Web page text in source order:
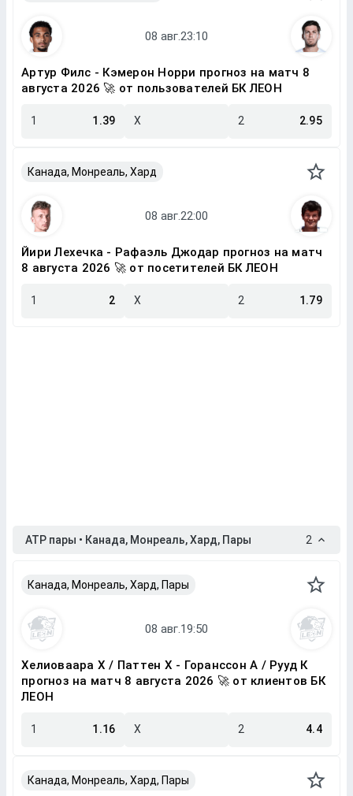
Артур Филс - Кэмерон Норри прогноз на матч 8
августа 2026 🚀 от пользователей БК ЛЕОН
1 1.39 X 2 2.95
Канада, Монреаль, Хард
Йири Лехечка - Рафаэль Джодар прогноз на матч
8 августа 2026 🚀 от посетителей БК ЛЕОН
1 2 X 2 1.79
ATP пары • Канада, Монреаль, Хард, Пары 2
Канада, Монреаль, Хард, Пары
Хелиоваара Х / Паттен Х - Горанссон А / Рууд К
прогноз на матч 8 августа 2026 🚀 от клиентов БК
ЛЕОН
1 1.16 X 2 4.4
Канада, Монреаль, Хард, Пары